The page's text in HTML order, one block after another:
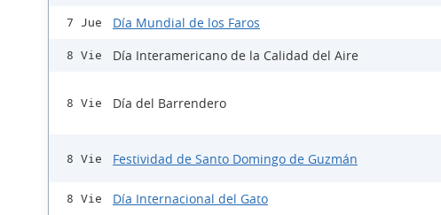
7 Jue Día Mundial de los Faros
8 Vie Día Interamericano de la Calidad del Aire
8 Vie Día del Barrendero
8 Vie Festividad de Santo Domingo de Guzmán
8 Vie Día Internacional del Gato